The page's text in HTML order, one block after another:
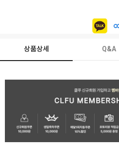
상품상세 Q&A